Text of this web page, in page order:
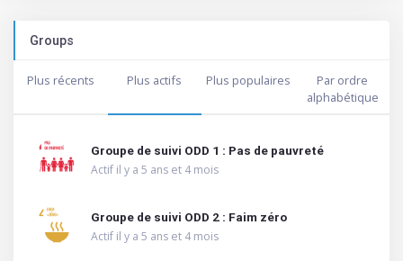
Groups
Plus récents Plus actifs Plus populaires
Par ordre
alphabétique
Groupe de suivi ODD 1 : Pas de pauvreté
Actif il y a 5 ans et 4 mois
Groupe de suivi ODD 2 : Faim zéro
Actif il y a 5 ans et 4 mois